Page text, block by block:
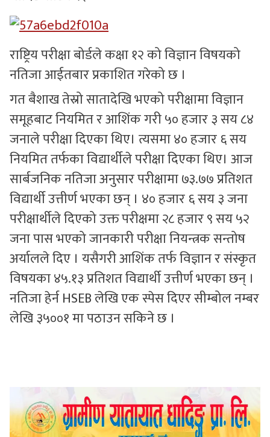
स्वास्थ्य
भिडियो
राष्ट्रिय परीक्षा बोर्डले कक्षा १२ को विज्ञान विषयको
नतिजा आईतबार प्रकाशित गरेको छ ।
गत बैशाख तेस्रो सातादेखि भएको परीक्षामा विज्ञान
समूहबाट नियमित र आशिंक गरी ५० हजार ३ सय ८४
जनाले परीक्षा दिएका थिए। त्यसमा ४० हजार ६ सय
नियमित तर्फका विद्यार्थीले परीक्षा दिएका थिए। आज
सार्बजनिक नतिजा अनुसार परीक्षामा ७३.७७ प्रतिशत
विद्यार्थी उत्तीर्ण भएका छन् । ४० हजार ६ सय ३ जना
परीक्षार्थीले दिएको उक्त परीक्षमा २८ हजार ९ सय ५२
जना पास भएको जानकारी परीक्षा नियन्त्रक सन्तोष
अर्यालले दिए । यसैगरी आशिंक तर्फ विज्ञान र संस्कृत
विषयका ४५.१३ प्रतिशत विद्यार्थी उत्तीर्ण भएका छन् ।
नतिजा हेर्न HSEB लेखि एक स्पेस दिएर सीम्बोल नम्बर
लेखि ३५००१ मा पठाउन सकिने छ ।